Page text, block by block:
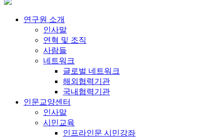
연구원 소개
인사말
연혁 및 조직
사람들
네트워크
글로벌 네트워크
해외협력기관
국내협력기관
인문교양센터
인사말
시민교육
인프라인문 시민강좌